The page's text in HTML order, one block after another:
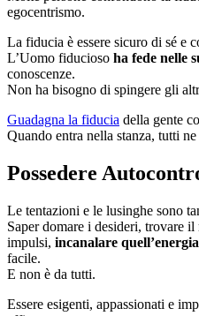
egocentrismo.
La fiducia è essere sicuro di sé e
L’Uomo fiducioso ha fede nelle
conoscenze.
Non ha bisogno di spingere gli
Guadagna la fiducia della gente
Quando entra nella stanza, tutti
Possedere
Le tentazioni e le lusinghe sono
Saper domare i desideri, trovare
impulsi, incanalare
facile.
E non è da tutti.
Essere esigenti, appassionati e